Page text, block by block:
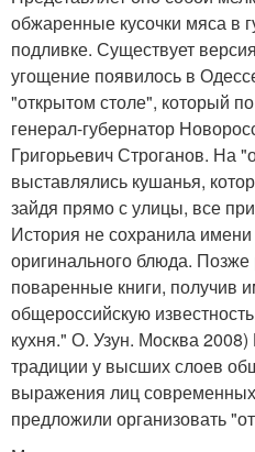
обжаренные кусочки мяса в
подливке. Существует
угощение появилось в
"открытом столе", который
генерал-губернатор
Григорьевич Строганов. На
выставлялись кушанья,
зайдя прямо с улицы, все
История не сохранила
оригинального блюда.
поваренные книги, получив
общероссийскую
кухня." О. Узун. Москва
традиции у высших слоев
выражения лиц
предложили организовать